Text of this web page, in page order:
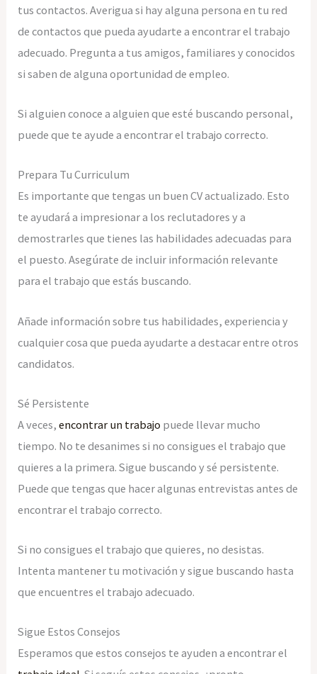
tus contactos. Averigua si hay alguna persona en tu red
de contactos que pueda ayudarte a encontrar el trabajo
adecuado. Pregunta a tus amigos, familiares y conocidos
si saben de alguna oportunidad de empleo.
Si alguien conoce a alguien que esté buscando personal,
puede que te ayude a encontrar el trabajo correcto.
Prepara Tu Curriculum
Es importante que tengas un buen CV actualizado. Esto
te ayudará a impresionar a los reclutadores y a
demostrarles que tienes las habilidades adecuadas para
el puesto. Asegúrate de incluir información relevante
para el trabajo que estás buscando.
Añade información sobre tus habilidades, experiencia y
cualquier cosa que pueda ayudarte a destacar entre otros
candidatos.
Sé Persistente
A veces,encontrar un trabajo puede llevar mucho
tiempo. No te desanimes si no consigues el trabajo que
quieres a la primera. Sigue buscando y sé persistente.
Puede que tengas que hacer algunas entrevistas antes de
encontrar el trabajo correcto.
Si no consigues el trabajo que quieres, no desistas.
Intenta mantener tu motivación y sigue buscando hasta
que encuentres el trabajo adecuado.
Sigue Estos Consejos
Esperamos que estos consejos te ayuden a encontrar el